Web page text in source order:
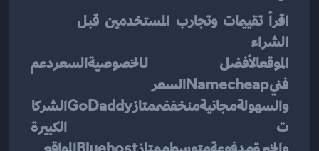
الشراء
فنيNamecheapالسعر
والسهولةمجانيةمنخفضممتازGoDaddyالشركا